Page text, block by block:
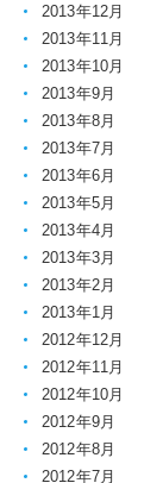
2013年12月
2013年11月
2013年10月
2013年9月
2013年8月
2013年7月
2013年6月
2013年5月
2013年4月
2013年3月
2013年2月
2013年1月
2012年12月
2012年11月
2012年10月
2012年9月
2012年8月
2012年7月